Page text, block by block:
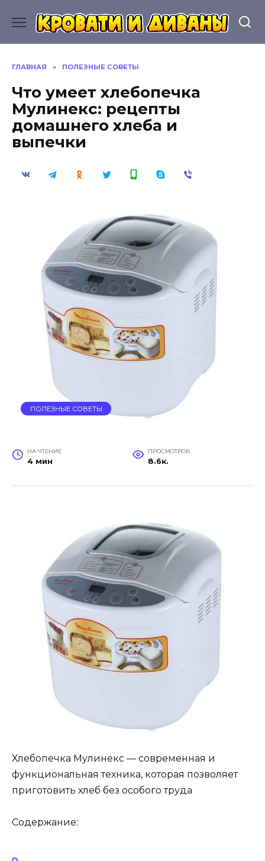
содержанию
ГЛАВНАЯ » ПОЛЕЗНЫЕ СОВЕТЫ
Что умеет хлебопечка
Мулинекс: рецепты
домашнего хлеба и
выпечки
ПОЛЕЗНЫЕ СОВЕТЫ
НА ЧТЕНИЕ
4 мин
ПРОСМОТРОВ
8.6к.
Хлебопечка Мулинекс — современная и
функциональная техника, которая позволяет
приготовить хлеб без особого труда
Содержание: